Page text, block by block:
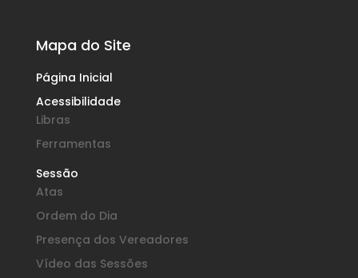
Mapa do Site
Página Inicial
Acessibilidade
Libras
Ferramentas
Sessão
Atas
Ordem do Dia
Presença dos Vereadores
Vídeo das Sessões